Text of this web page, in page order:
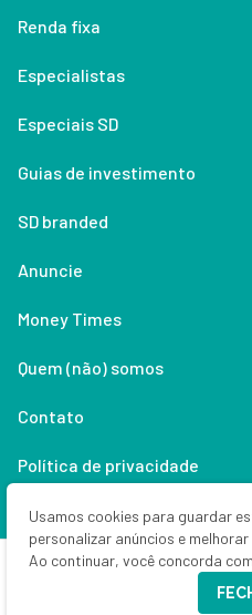
Renda fixa
Especialistas
Especiais SD
Guias de investimento
SD branded
Anuncie
Money Times
Quem (não) somos
Contato
Política de privacidade
Lifestyle
Copyright © 2026 Seu Dinheiro.
Usamos cookies para guardar
personalizar anúncios e
Ao continuar, você concorda